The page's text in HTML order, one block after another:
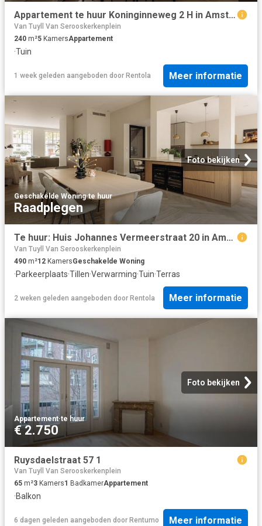
Appartement te huur Koninginneweg 2 H in Amsterdam voor € 15.000
Van Tuyll Van Serooskerkenplein
240 m²5 KamersAppartement
·Tuin
1 week geleden aangeboden door Rentola Meer informatie
Foto bekijken
Geschakelde Woning·te huur
Raadplegen
Te huur: Huis Johannes Vermeerstraat 20 in Amsterdam
Van Tuyll Van Serooskerkenplein
490 m²12 KamersGeschakelde Woning
·Parkeerplaats·Tillen·Verwarming·Tuin·Terras
2 weken geleden aangeboden door Rentola Meer informatie
Foto bekijken
Appartement·te huur
€ 2.750
Ruysdaelstraat 57 1
Van Tuyll Van Serooskerkenplein
65 m²3 Kamers1 BadkamerAppartement
·Balkon
6 dagen geleden aangeboden door Rentumo Meer informatie